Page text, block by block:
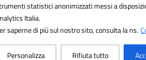
statistici anonimizzati messi a
Italia.
saperne di più sul nostro sito, consulta la ns.
Personalizza Rifiuta tutto